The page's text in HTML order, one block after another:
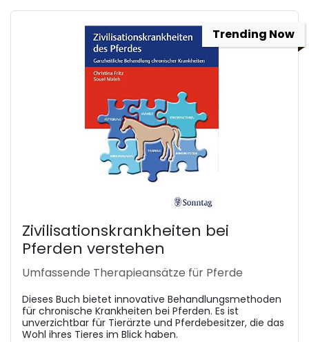
Trending Now
Zivilisationskrankheiten bei
Pferden verstehen
Umfassende Therapieansätze für Pferde
Dieses Buch bietet innovative Behandlungsmethoden
für chronische Krankheiten bei Pferden. Es ist
unverzichtbar für Tierärzte und Pferdebesitzer, die das
Wohl ihres Tieres im Blick haben.